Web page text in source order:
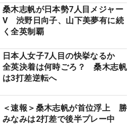
桑木志帆が日本勢7人目メジャー
V 渋野日向子、山下美夢有に続
く全英制覇
日本人女子7人目の快挙なるか
全英決着は何時ごろ？ 桑木志帆
は3打差逆転へ
＜速報＞桑木志帆が首位浮上 勝
みなみは2打差で後半プレー中